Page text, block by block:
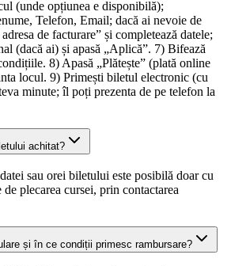
(unde opțiunea e disponibilă);
Telefon, Email; dacă ai nevoie de
de facturare” și completează datele;
(dacă ai) și apasă „Aplică”. 7) Bifează
8) Apasă „Plătește” (plată online
locul. 9) Primești biletul electronic (cu
minute; îl poți prezenta de pe telefon la
achitat?
sau orei biletului este posibilă doar cu
plecarea cursei, prin contactarea
și în ce condiții primesc rambursare?